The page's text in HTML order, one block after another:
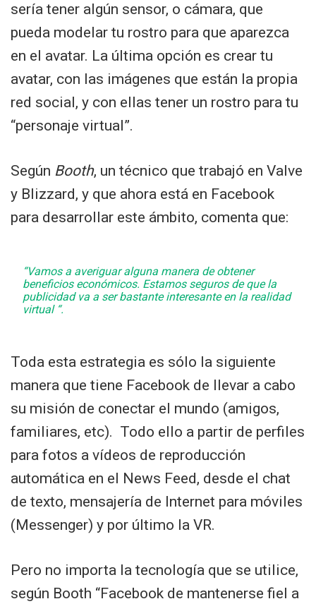
sería tener algún sensor, o cámara, que
pueda modelar tu rostro para que aparezca
en el avatar. La última opción es crear tu
avatar, con las imágenes que están la propia
red social, y con ellas tener un rostro para tu
“personaje virtual”.
Según Booth, un técnico que trabajó en Valve
y Blizzard, y que ahora está en Facebook
para desarrollar este ámbito, comenta que:
“Vamos a averiguar alguna manera de obtener
beneficios económicos. Estamos seguros de que la
publicidad va a ser bastante interesante en la realidad
virtual “.
Toda esta estrategia es sólo la siguiente
manera que tiene Facebook de llevar a cabo
su misión de conectar el mundo (amigos,
familiares, etc). Todo ello a partir de perfiles
para fotos a vídeos de reproducción
automática en el News Feed, desde el chat
de texto, mensajería de Internet para móviles
(Messenger) y por último la VR.
Pero no importa la tecnología que se utilice,
según Booth “Facebook de mantenerse fiel a